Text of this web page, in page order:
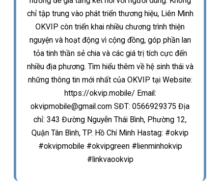
chỉ tập trung vào phát triển thương hiệu, Liên Minh
OKVIP còn triển khai nhiều chương trình thiện
nguyện và hoạt động vì cộng đồng, góp phần lan
tỏa tinh thần sẻ chia và các giá trị tích cực đến
nhiều địa phương. Tìm hiểu thêm về hệ sinh thái và
những thông tin mới nhất của OKVIP tại Website:
https://okvip.mobile/ Email:
okvipmobile@gmail.com SĐT: 0566929375 Địa
chỉ: 343 Đường Nguyễn Thái Bình, Phường 12,
Quận Tân Bình, TP. Hồ Chí Minh Hastag: #okvip
#okvipmobile #okvipgreen #lienminhokvip
#linkvaookvip